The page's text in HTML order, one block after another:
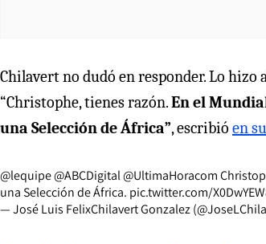
Chilavert no dudó en responder. Lo hizo
“Christophe, tienes razón.En el
una Selección de África”, escribió en
@lequipe@ABCDigital@UltimaHoracom
una Selección de África. pic.twitter.com/
— José Luis FelixChilavert Gonzalez